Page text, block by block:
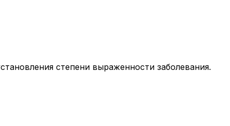
степени выраженности заболевания.